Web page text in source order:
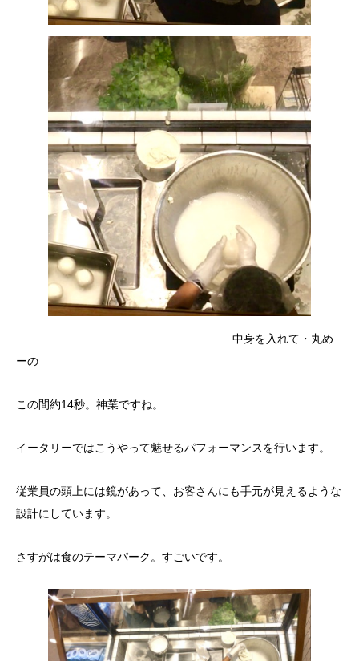
中身を入れて・丸め
ーの
この間約14秒。神業ですね。
イータリーではこうやって魅せるパフォーマンスを行います。
従業員の頭上には鏡があって、お客さんにも手元が見えるような
設計にしています。
さすがは食のテーマパーク。すごいです。